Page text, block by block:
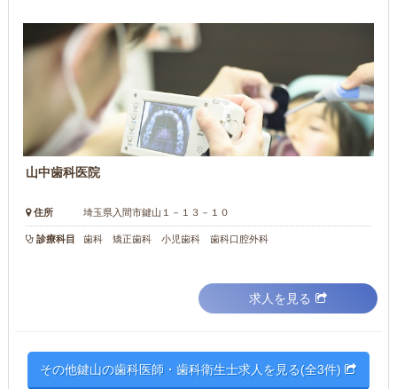
山中歯科医院
住所 埼玉県入間市鍵山１－１３－１０
診療科目 歯科 矯正歯科 小児歯科 歯科口腔外科
求人を見る
その他鍵山の歯科医師・歯科衛生士求人を見る(全3件)